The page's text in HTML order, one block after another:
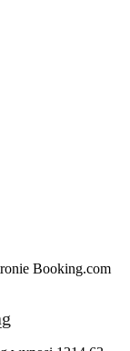
Booking.com